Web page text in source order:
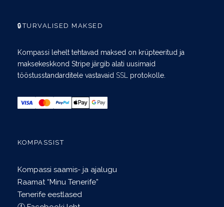
🔒TURVALISED MAKSED
Kompassi lehelt tehtavad maksed on krüpteeritud ja
maksekeskkond Stripe järgib alati uusimaid
tööstusstandarditele vastavaid SSL protokolle.
KOMPASSIST
Kompassi saamis- ja ajalugu
Raamat “Minu Tenerife”
Tenerife eestlased